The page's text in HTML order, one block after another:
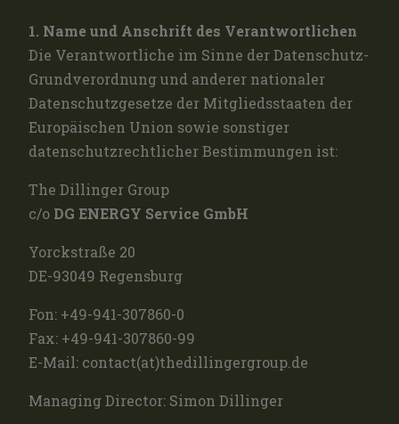
1. Name und Anschrift des Verantwortlichen
Die Verantwortliche im Sinne der Datenschutz-
Grundverordnung und anderer nationaler
Datenschutzgesetze der Mitgliedsstaaten der
Europäischen Union sowie sonstiger
datenschutzrechtlicher Bestimmungen ist:
The Dillinger Group
c/o DG ENERGY Service GmbH
Yorckstraße 20
DE-93049 Regensburg
Fon: +49-941-307860-0
Fax: +49-941-307860-99
E-Mail: contact(at)thedillingergroup.de
Managing Director: Simon Dillinger